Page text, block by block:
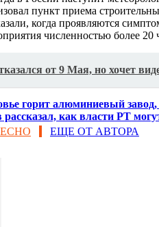
пункт приема
когда проявляются
численностью более 20
от 9 Мая, но хочет
горит алюминиевый
рассказал, как власти РТ
ЕЩЕ ОТ АВТОРА